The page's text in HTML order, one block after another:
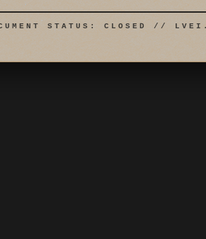
STATUS: CLOSED //